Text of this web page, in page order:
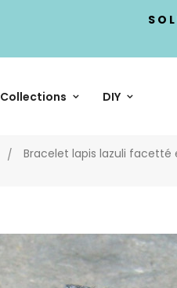
S O
Collections DIY
Bracelet lapis lazuli facetté